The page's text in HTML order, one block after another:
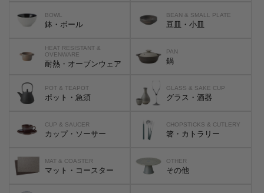
BOWL
鉢・ボール
BEAN & SMALL PLATE
豆皿・小皿
HEAT RESISTANT &
OVENWARE
耐熱・オーブンウェア
PAN
鍋
POT & TEAPOT
ポット・急須
GLASS & SAKE CUP
グラス・酒器
CUP & SAUCER
カップ・ソーサー
CHOPSTICKS & CUTLERY
箸・カトラリー
MAT & COASTER
マット・コースター
OTHER
その他